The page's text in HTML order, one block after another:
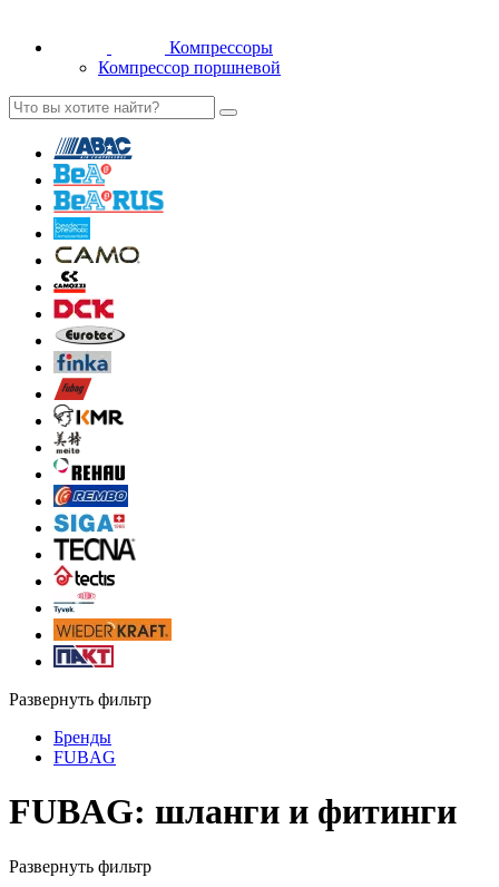
Компрессоры
Компрессор поршневой
Развернуть фильтр
Бренды
FUBAG
FUBAG: шланги и фитинги
Развернуть фильтр